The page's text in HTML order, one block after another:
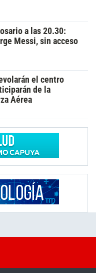
a las 20.30:
Messi, sin acceso
el centro
de la
Aérea